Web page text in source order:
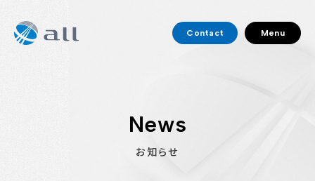
Contact Menu
News
お知らせ